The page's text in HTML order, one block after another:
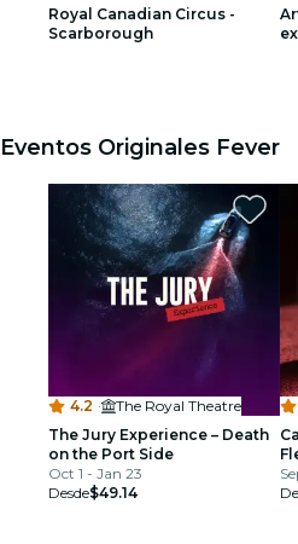
restaurantes
Royal Canadian Circus -
Scarborough
Eventos Originales Fever
4.2 ·
The Royal Theatre
The Jury Experience – Death
on the Port Side
Oct 1 - Jan 23
Desde$49.14